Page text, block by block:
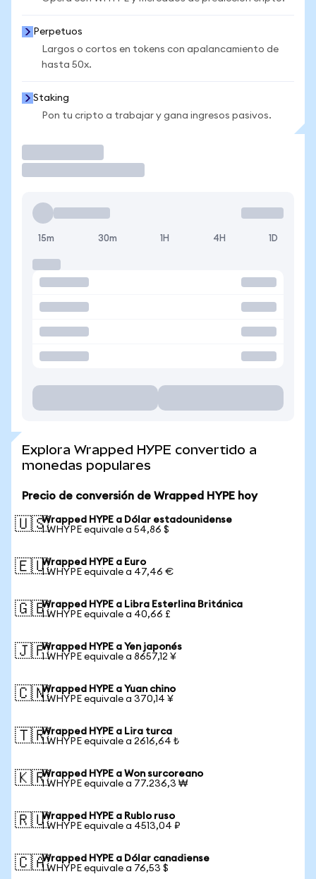
Perpetuos
Largos o cortos en tokens con apalancamiento de
hasta 50x.
Staking
Pon tu cripto a trabajar y gana ingresos pasivos.
15m 30m 1H 4H 1D
Explora Wrapped HYPE convertido a
monedas populares
Precio de conversión de Wrapped HYPE hoy
🇺🇸Wrapped HYPE a Dólar estadounidense
1 WHYPE equivale a 54,86 $
🇪🇺Wrapped HYPE a Euro
1 WHYPE equivale a 47,46 €
🇬🇧Wrapped HYPE a Libra Esterlina Británica
1 WHYPE equivale a 40,66 £
🇯🇵Wrapped HYPE a Yen japonés
1 WHYPE equivale a 8657,12 ¥
🇨🇳Wrapped HYPE a Yuan chino
1 WHYPE equivale a 370,14 ¥
🇹🇷Wrapped HYPE a Lira turca
1 WHYPE equivale a 2616,64 ₺
🇰🇷Wrapped HYPE a Won surcoreano
1 WHYPE equivale a 77.236,3 ₩
🇷🇺Wrapped HYPE a Rublo ruso
1 WHYPE equivale a 4513,04 ₽
🇨🇦Wrapped HYPE a Dólar canadiense
1 WHYPE equivale a 76,53 $